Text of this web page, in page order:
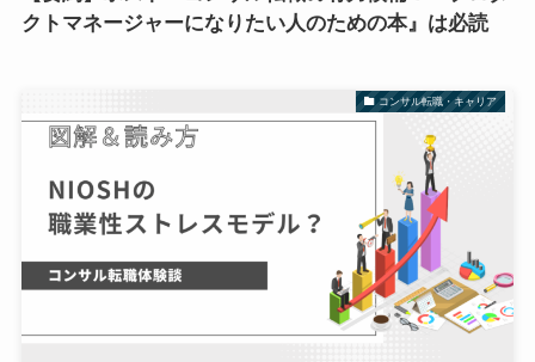
クトマネージャーになりたい人のための本』は必読
コンサル転職・キャリア